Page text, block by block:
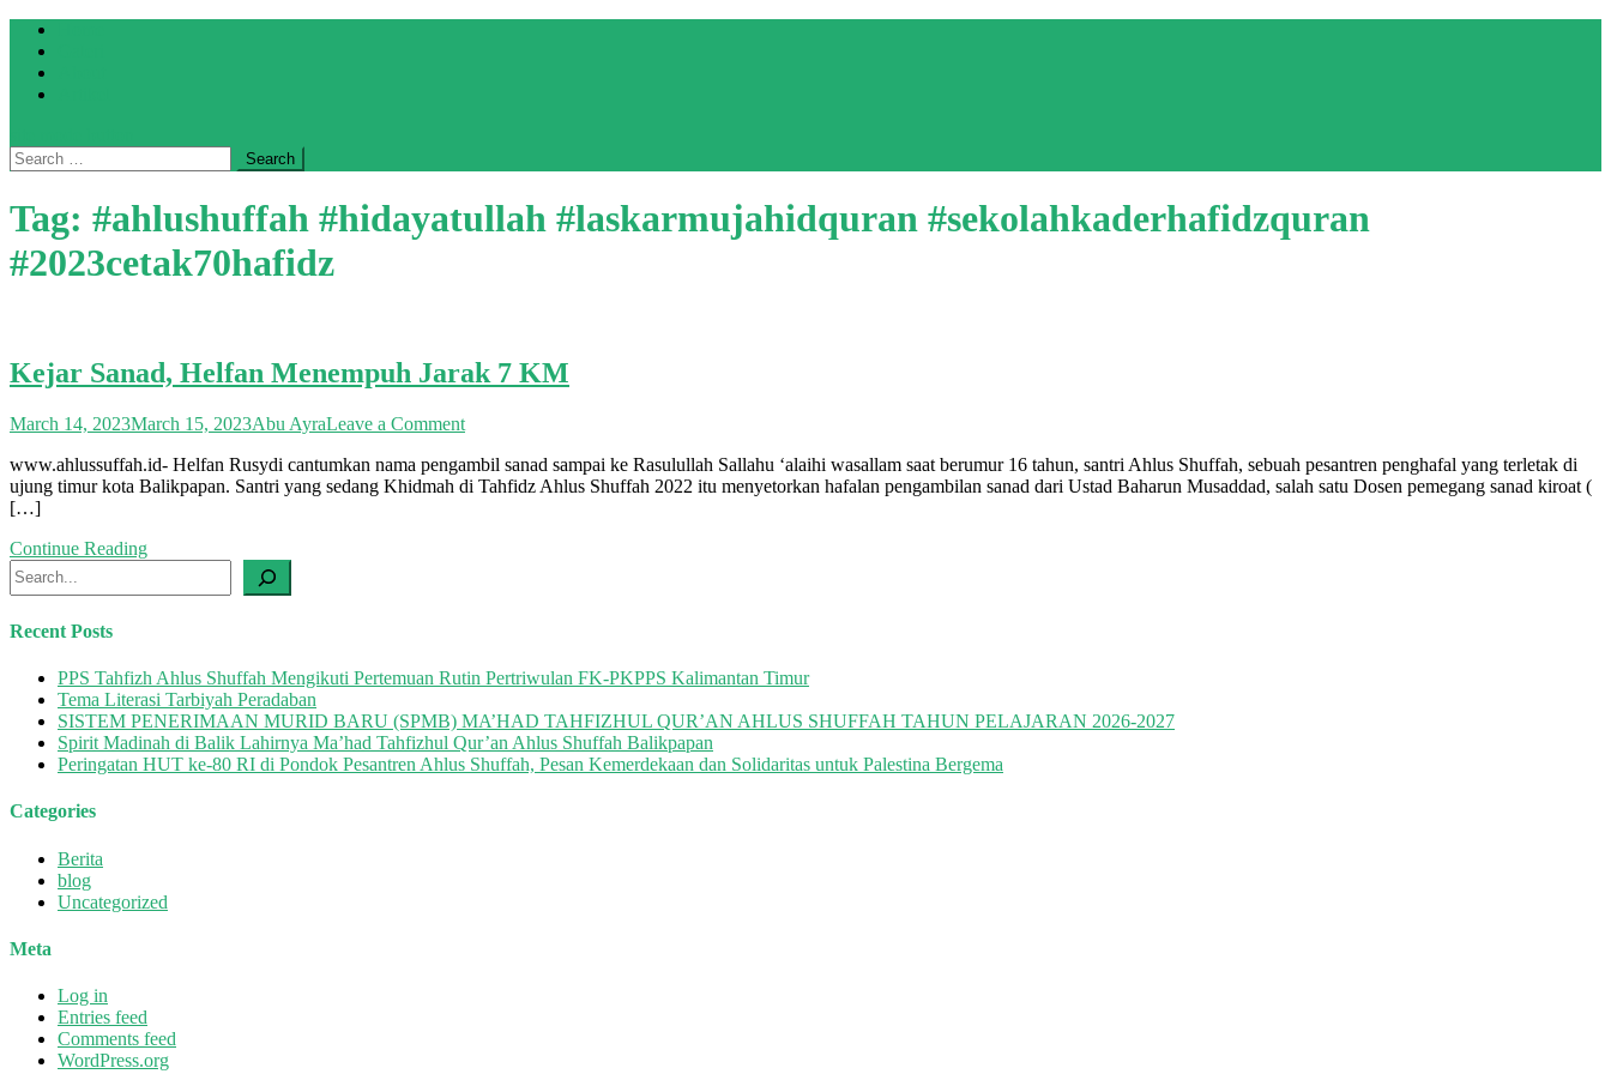
Skip
content
Search
for:
Tag: #ahlushuffah #hidayatullah #laskarmujahidquran #sekolahkaderhafidzquran
#2023cetak70hafidz
Kejar Sanad, Helfan Menempuh Jarak 7 KM
March 14, 2023March 15, 2023Abu AyraLeave a Commenton
Sanad,
Helfan
www.ahlussuffah.id- Helfan Rusydi cantumkan nama pengambil sanad sampai ke Rasulullah Sallahu ‘alaihi wasallam saat berumur 16 tahun, santri Ahlus Shuffah, sebuah pesantren penghafal yang terletak di
ujung timur kota Balikpapan. Santri yang sedang Khidmah di Tahfidz Ahlus Shuffah 2022 itu menyetorkan hafalan pengambilan sanad dari Ustad Baharun Musaddad, salah satu Dosen pemegang sanad kiroat (
[…]
Continue Reading
Search
Recent Posts
PPS Tahfizh Ahlus Shuffah Mengikuti Pertemuan Rutin Pertriwulan FK-PKPPS Kalimantan Timur
Tema Literasi Tarbiyah Peradaban
SISTEM PENERIMAAN MURID BARU (SPMB) MA’HAD TAHFIZHUL QUR’AN AHLUS SHUFFAH TAHUN PELAJARAN 2026-2027
Spirit Madinah di Balik Lahirnya Ma’had Tahfizhul Qur’an Ahlus Shuffah Balikpapan
Peringatan HUT ke-80 RI di Pondok Pesantren Ahlus Shuffah, Pesan Kemerdekaan dan Solidaritas untuk Palestina Bergema
Categories
Berita
blog
Uncategorized
Meta
Log in
Entries feed
Comments feed
WordPress.org